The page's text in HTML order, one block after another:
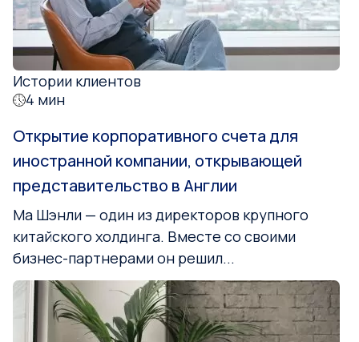
Истории клиентов
4 мин
Открытие корпоративного счета для
иностранной компании, открывающей
представительство в Англии
Ма Шэнли — один из директоров крупного
китайского холдинга. Вместе со своими
бизнес-партнерами он решил...